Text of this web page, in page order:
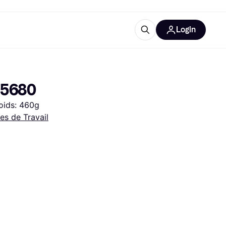
Login
460g
de Travail